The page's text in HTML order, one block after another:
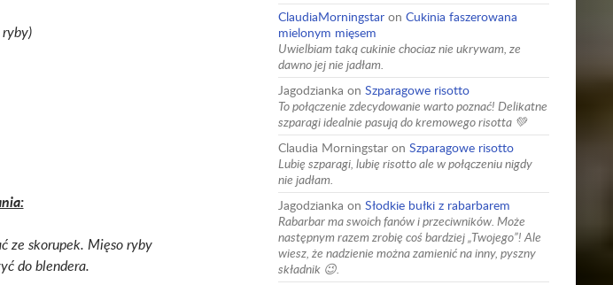
ze skorupek. Mięso ryby
do blendera.
ClaudiaMorningstar on Cukinia faszerowana
mielonym mięsem
Uwielbiam taką cukinie chociaz nie ukrywam, ze
dawno jej nie jadłam.
Jagodzianka on Szparagowe risotto
To połączenie zdecydowanie warto poznać! Delikatne
szparagi idealnie pasują do kremowego risotta 💚
Claudia Morningstar on Szparagowe risotto
Lubię szparagi, lubię risotto ale w połączeniu nigdy
nie jadłam.
Jagodzianka on Słodkie bułki z rabarbarem
Rabarbar ma swoich fanów i przeciwników. Może
następnym razem zrobię coś bardziej „Twojego”! Ale
wiesz, że nadzienie można zamienić na inny, pyszny
składnik 😉.